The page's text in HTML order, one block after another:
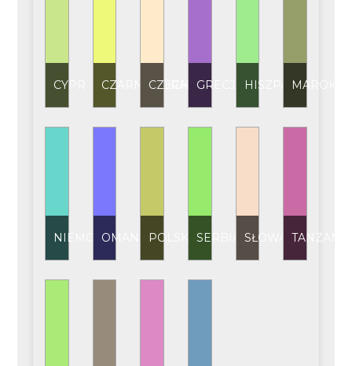
CYPR CZARNOGÓRA
CZECHY GRECJA HISZPANIAMAROKO
NIEMCY OMAN POLSKASERBIA SŁOWACJATANZANIA